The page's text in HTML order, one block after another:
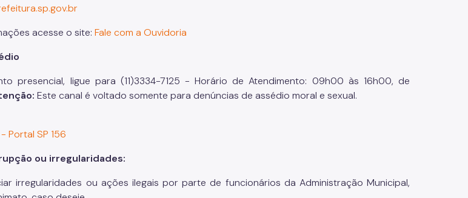
acesse o site: Fale com a Ouvidoria
presencial, ligue para (11)3334-7125 - Horário de Atendimento: 09h00 às 16h00, de
Este canal é voltado somente para denúncias de assédio moral e sexual.
Portal SP 156
ou irregularidades:
irregularidades ou ações ilegais por parte de funcionários da Administração Municipal,